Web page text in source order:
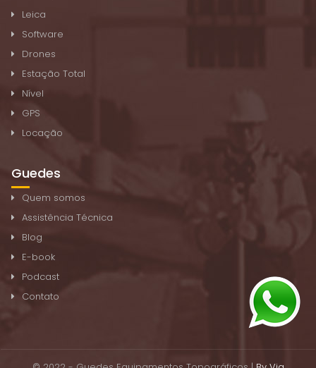
Leica
Software
Drones
Estação Total
Nível
GPS
Locação
Guedes
Quem somos
Assistência Técnica
Blog
E-book
Podcast
Contato